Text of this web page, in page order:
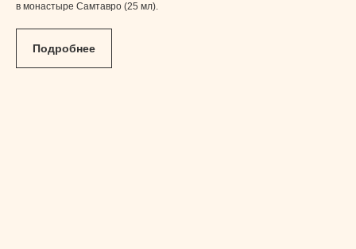
в монастыре Самтавро (25 мл).
Подробнее